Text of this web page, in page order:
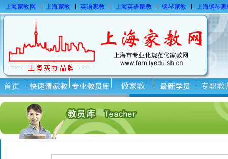
上海家教网 上海家教 英语家教 上海英语家教 钢琴家教 上海钢琴